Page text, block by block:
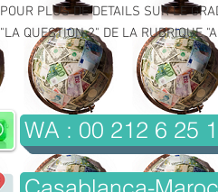
POUR PLUS DE DETAILS SUR LE
"LA QUESTION 2" DE LA RUBRIQUE
WA : 00 212 6 25